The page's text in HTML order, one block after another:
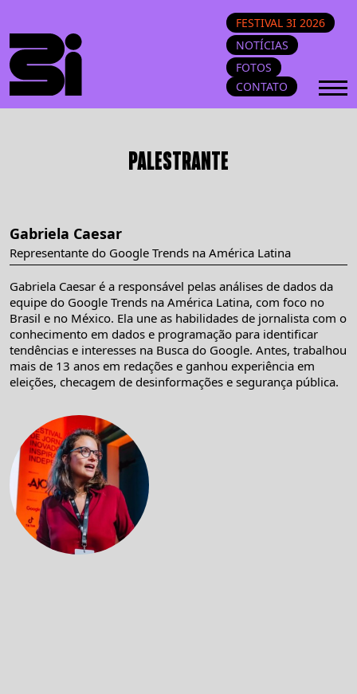
FESTIVAL 3I 2026
NOTÍCIAS
FOTOS
CONTATO
PALESTRANTE
Gabriela Caesar
Representante do Google Trends na América Latina
Gabriela Caesar é a responsável pelas análises de dados da
equipe do Google Trends na América Latina, com foco no
Brasil e no México. Ela une as habilidades de jornalista com o
conhecimento em dados e programação para identificar
tendências e interesses na Busca do Google. Antes, trabalhou
mais de 13 anos em redações e ganhou experiência em
eleições, checagem de desinformações e segurança pública.